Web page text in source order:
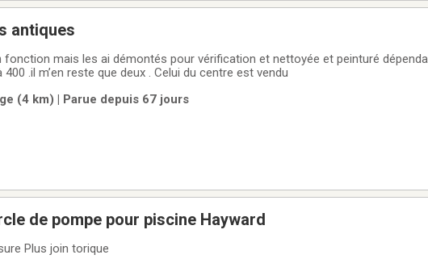
antiques
fonction mais les ai démontés pour vérification et nettoyée et peinturé
entre 50 à 400 .il m’en reste que deux . Celui du centre est vendu
(4 km) | Parue depuis 67 jours
de pompe pour piscine Hayward
Plus join torique